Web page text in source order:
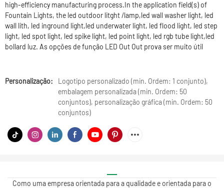
high-efficiency manufacturing process.In the application field(s) of
Fountain Lights, the led outdoor litght /lamp,led wall washer light, led
wall lith, led inground light,led underwater light, led flood light, led step
light, led spot light, led spike light, led point light, led rgb tube light,led
bollard luz. As opções de função LED Out Out prova ser muito útil
Personalização:
Logotipo personalizado (min. Ordem: 1 conjunto),
embalagem personalizada (min. Ordem: 50
conjuntos), personalização gráfica (min. Ordem: 50
conjuntos)
Como uma empresa orientada para a qualidade e orientada para o